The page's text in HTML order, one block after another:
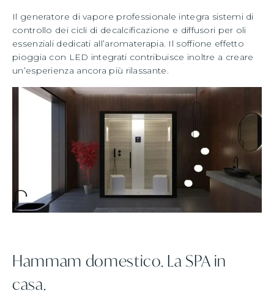
Il generatore di vapore professionale integra sistemi di
controllo dei cicli di decalcificazione e diffusori per oli
essenziali dedicati all’aromaterapia. Il soffione effetto
pioggia con LED integrati contribuisce inoltre a creare
un’esperienza ancora più rilassante.
Hammam domestico. La SPA in
casa.